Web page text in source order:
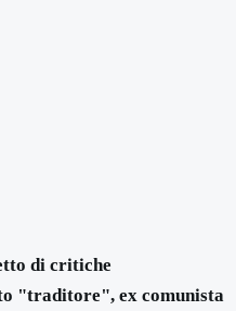
di critiche
"traditore", ex comunista